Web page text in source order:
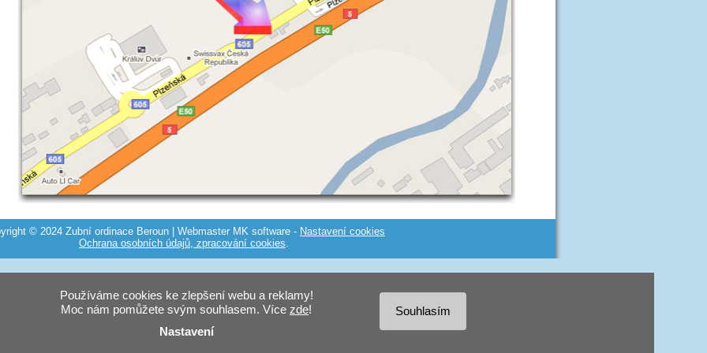
© 2024 Zubní ordinace Beroun | Webmaster MK software - Nastavení cookies
Ochrana osobních údajů, zpracování cookies.
Souhlasím
Používáme cookies ke zlepšení webu a reklamy!
Moc nám pomůžete svým souhlasem. Více zde!
Nastavení